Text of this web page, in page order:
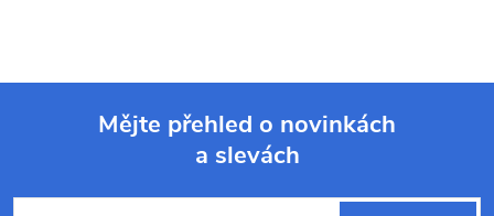
Mějte přehled o novinkách
a slevách